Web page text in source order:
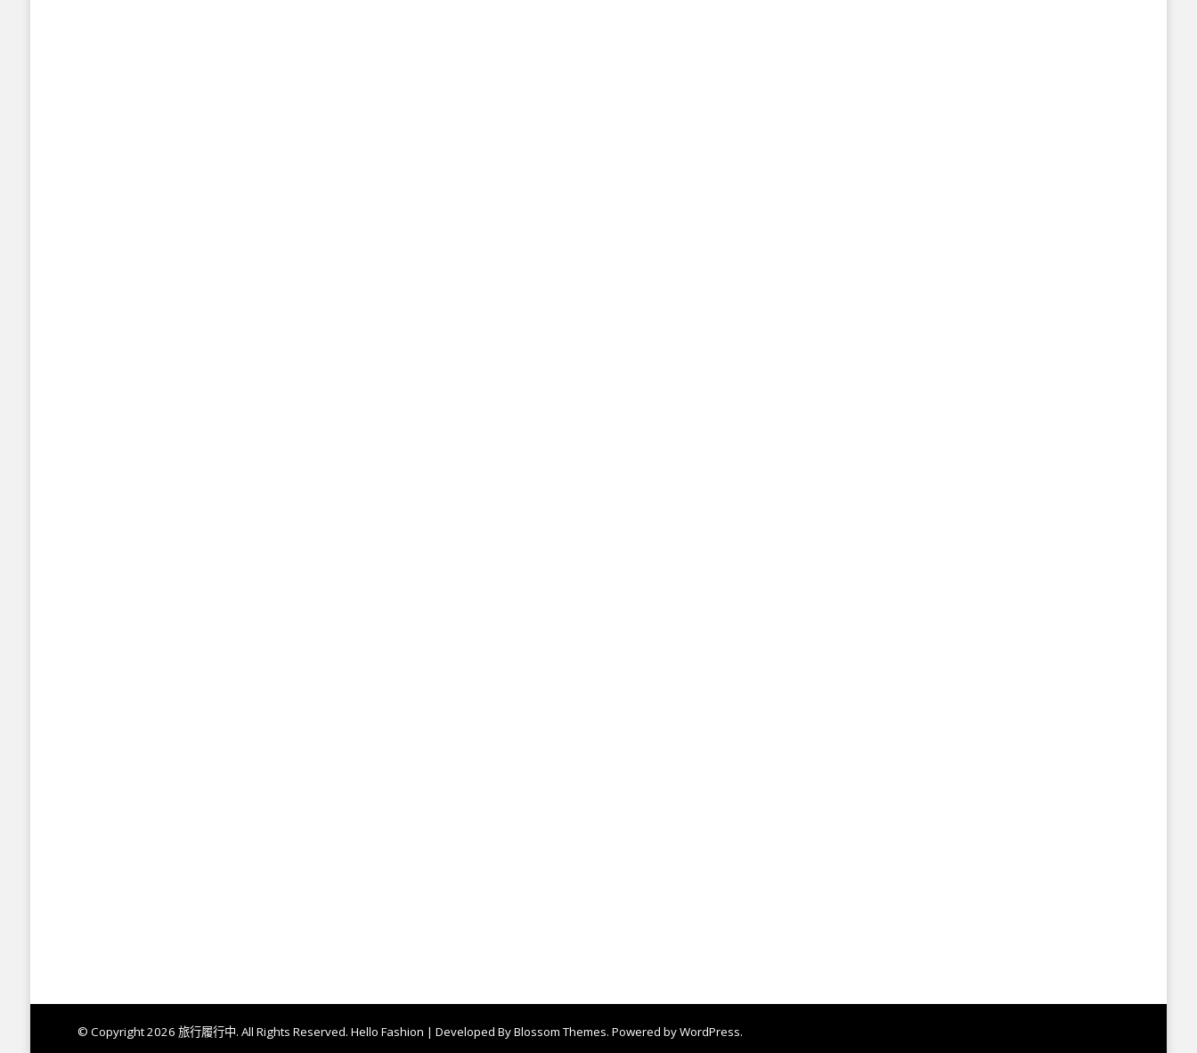
© Copyright 2026 旅行履行中. All Rights Reserved. Hello Fashion | Developed ByBlossom Themes. Powered byWordPress.